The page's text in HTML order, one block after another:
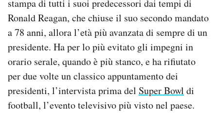
stampa di tutti i suoi predecessori dai tempi di
Ronald Reagan, che chiuse il suo secondo mandato
a 78 anni, allora l’età più avanzata di sempre di un
presidente. Ha per lo più evitato gli impegni in
orario serale, quando è più stanco, e ha rifiutato
per due volte un classico appuntamento dei
presidenti, l’intervista prima del Super Bowl di
football, l’evento televisivo più visto nel paese.